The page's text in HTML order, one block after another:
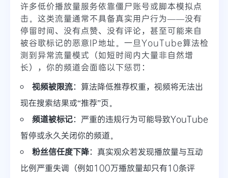
许多低价播放量服务依靠僵尸账号或脚本模拟点
击。这类流量通常不具备真实用户行为——没有
停留时间、没有点赞、没有评论，甚至可能来自
被谷歌标记的恶意IP地址。一旦YouTube算法检
测到异常流量模式（如短时间内大量非自然增
长），你的频道会面临以下惩罚：
视频被限流：算法降低推荐权重，视频将无法出
现在搜索结果或“推荐”页。
频道被标记：严重的违规行为可能导致YouTube
暂停或永久关闭你的频道。
粉丝信任度下降：真实观众若发现播放量与互动
比例严重失调（例如100万播放量却只有10条评